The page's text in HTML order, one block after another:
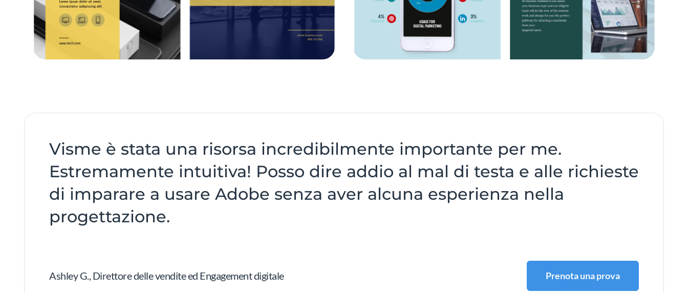
Visme è stata una risorsa incredibilmente importante per me.
Estremamente intuitiva! Posso dire addio al mal di testa e alle richieste
di imparare a usare Adobe senza aver alcuna esperienza nella
progettazione.
Ashley G., Direttore delle vendite ed Engagement digitale Prenota una prova